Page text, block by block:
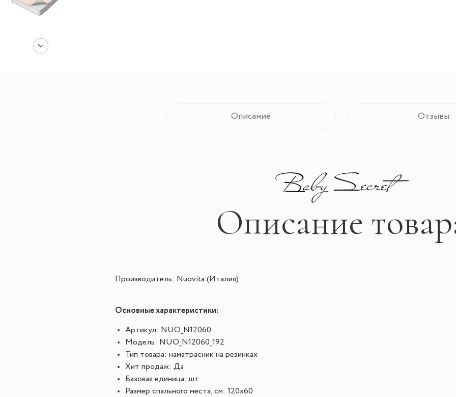
Описание Отзывы
Описание
Производитель: Nuovita (Италия)
Основные характеристики:
Артикул: NUO_N12060
Модель: NUO_N12060_192
Тип товара: наматрасник на резинках
Хит продаж: Да
Базовая единица: шт
Размер спального места, см: 120x60